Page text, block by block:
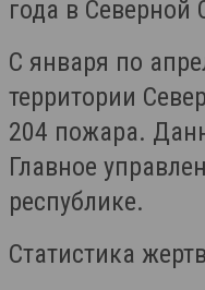
года в Северной
С января по
территории
204 пожара.
Главное
республике.
Статистика